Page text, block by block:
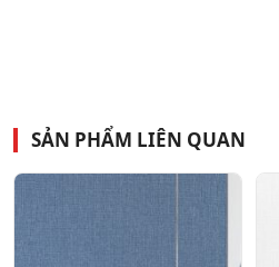
SẢN PHẨM LIÊN QUAN